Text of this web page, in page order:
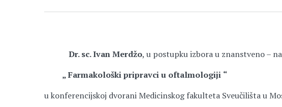
Dr. sc. Ivan Merdžo, u postupku izbora u znanstveno –
„Farmakološki pripravci u oftalmologiji “
u konferencijskoj dvorani Medicinskog fakulteta Sveučilišta u